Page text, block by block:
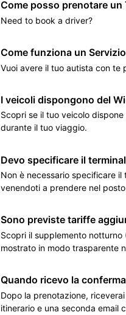
Come posso prenotare un
Need to book a driver?
Come funziona un
Vuoi avere il tuo autista con te
I veicoli dispongono del
Scopri se il tuo veicolo
durante il tuo viaggio.
Devo specificare il
Non è necessario specificare
venendoti a prendere nel
Sono previste tariffe
Scopri il supplemento
mostrato in modo trasparente
Quando ricevo la
Dopo la prenotazione,
itinerario e una seconda email